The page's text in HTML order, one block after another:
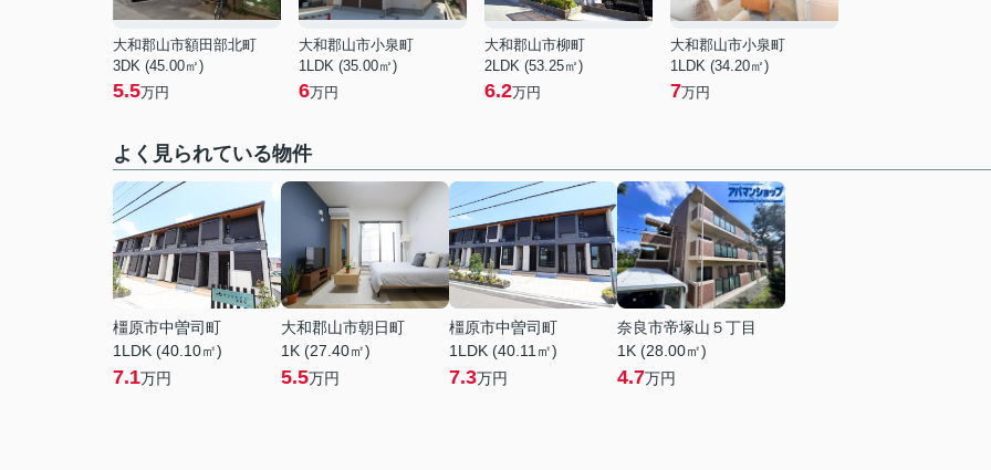
大和郡山市額田部北町
3DK (45.00㎡)
5.5万円
大和郡山市小泉町
1LDK (35.00㎡)
6万円
大和郡山市柳町
2LDK (53.25㎡)
6.2万円
大和郡山市小泉町
1LDK (34.20㎡)
7万円
よく見られている物件
橿原市中曽司町
1LDK (40.10㎡)
7.1万円
大和郡山市朝日町
1K (27.40㎡)
5.5万円
橿原市中曽司町
1LDK (40.11㎡)
7.3万円
奈良市帝塚山５丁目
1K (28.00㎡)
4.7万円